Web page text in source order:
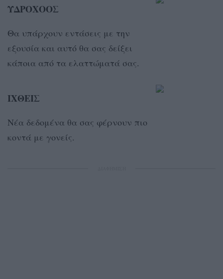
ΥΔΡΟΧΟΟΣ
Θα υπάρχουν εντάσεις με την
εξουσία και αυτό θα σας δείξει
κάποια από τα ελαττώματά σας.
ΙΧΘΕΙΣ
Nέα δεδομένα θα σας φέρνουν πιο
κοντά με γονείς.